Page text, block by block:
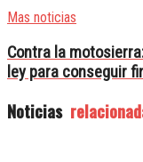
Mas noticias
Contra la
ley para conseguir
Noticias